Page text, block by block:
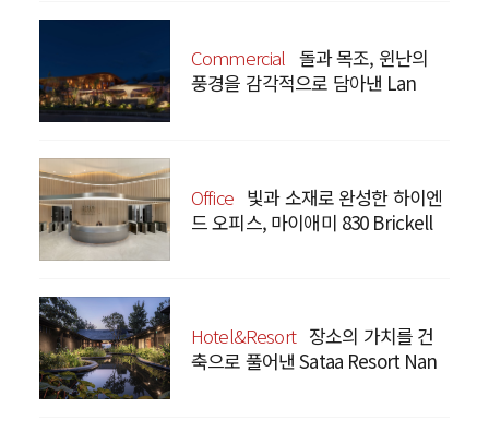
Commercial 돌과 목조, 윈난의
풍경을 감각적으로 담아낸 Lan
Office 빛과 소재로 완성한 하이엔
드 오피스, 마이애미 830 Brickell
Hotel&Resort 장소의 가치를 건
축으로 풀어낸 Sataa Resort Nan